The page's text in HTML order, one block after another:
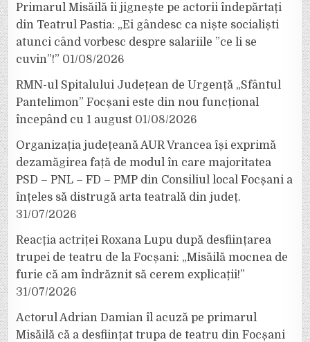
Primarul Misăilă îi jignește pe actorii îndepărtați
din Teatrul Pastia: „Ei gândesc ca niște socialiști
atunci când vorbesc despre salariile ”ce li se
cuvin”!” 01/08/2026
RMN-ul Spitalului Județean de Urgență „Sfântul
Pantelimon” Focșani este din nou funcțional
începând cu 1 august 01/08/2026
Organizația județeană AUR Vrancea își exprimă
dezamăgirea față de modul în care majoritatea
PSD – PNL – FD – PMP din Consiliul local Focșani a
înțeles să distrugă arta teatrală din județ.
31/07/2026
Reacția actriței Roxana Lupu după desființarea
trupei de teatru de la Focșani: „Misăilă mocnea de
furie că am îndrăznit să cerem explicații!”
31/07/2026
Actorul Adrian Damian îl acuză pe primarul
Misăilă că a desființat trupa de teatru din Focșani